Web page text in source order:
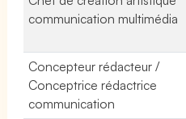
communication multimédia
Concepteur rédacteur /
Conceptrice rédactrice
communication